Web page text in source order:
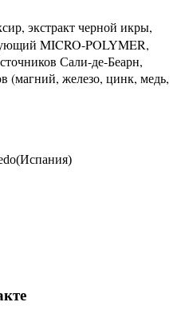
экстракт черной икры,
MICRO-POLYMER,
Сали-де-Беарн,
(магний, железо, цинк, медь,